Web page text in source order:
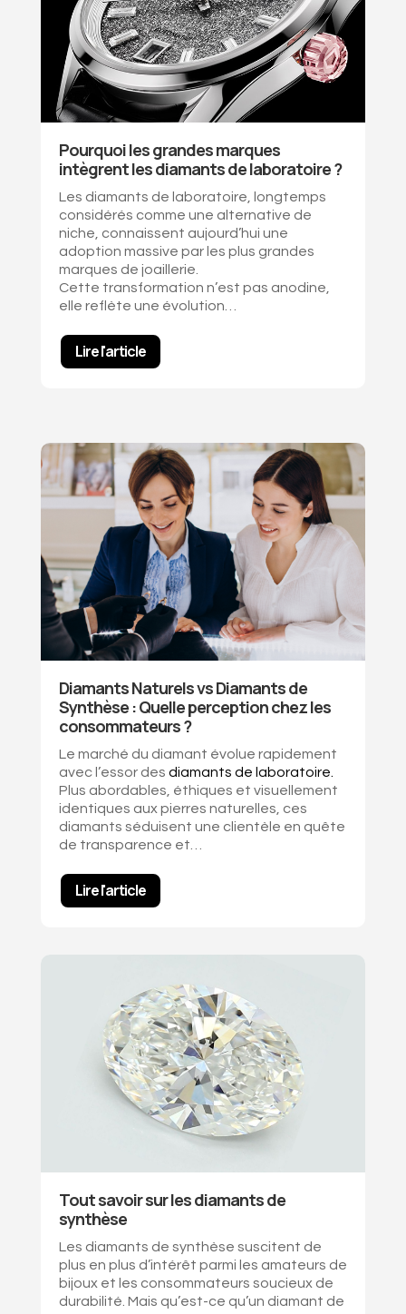
Pourquoi les grandes marques
intègrent les diamants de laboratoire ?
Les diamants de laboratoire, longtemps
considérés comme une alternative de
niche, connaissent aujourd’hui une
adoption massive par les plus grandes
marques de joaillerie.
Cette transformation n’est pas anodine,
elle reflète une évolution…
Lire l'article
Diamants Naturels vs Diamants de
Synthèse : Quelle perception chez les
consommateurs ?
Le marché du diamant évolue rapidement
avec l’essor des diamants de laboratoire
Plus abordables, éthiques et visuellement
identiques aux pierres naturelles, ces
diamants séduisent une clientèle en quête
de transparence et…
Lire l'article
Tout savoir sur les diamants de
synthèse
Les diamants de synthèse suscitent de
plus en plus d’intérêt parmi les amateurs de
bijoux et les consommateurs soucieux de
durabilité. Mais qu’est-ce qu’un diamant de